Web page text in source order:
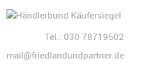
Tel.: 030 78719502
mail@friedlandundpartner.de